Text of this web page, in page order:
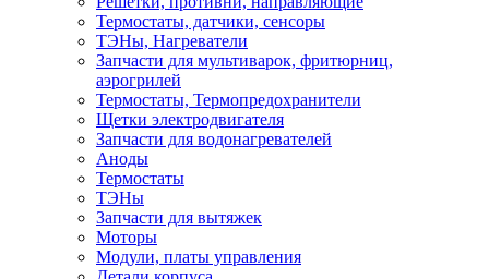
Термостаты, датчики, сенсоры
ТЭНы, Нагреватели
Запчасти для мультиварок, фритюрниц,
аэрогрилей
Термостаты, Термопредохранители
Щетки электродвигателя
Запчасти для водонагревателей
Аноды
Термостаты
ТЭНы
Запчасти для вытяжек
Моторы
Модули, платы управления